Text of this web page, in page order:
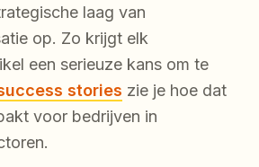
laag van
op. Zo krijgt elk
een serieuze kans om te
stories zie je hoe dat
voor bedrijven in